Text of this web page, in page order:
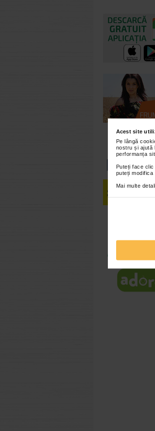
Acest site
Pe lângă
nostru și ajută
performanța
Puteți face
puteți
Mai multe